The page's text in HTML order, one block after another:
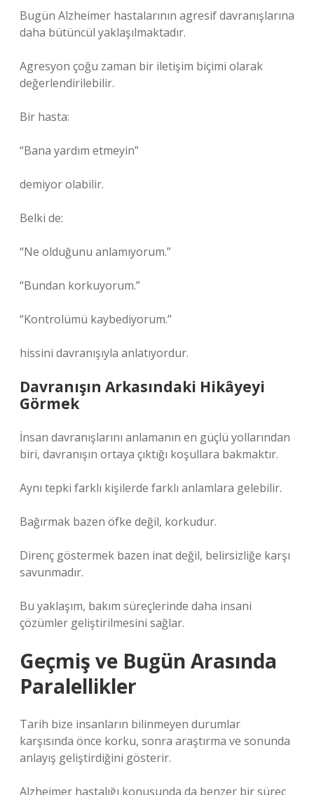
Bugün Alzheimer hastalarının agresif davranışlarına
daha bütüncül yaklaşılmaktadır.
Agresyon çoğu zaman bir iletişim biçimi olarak
değerlendirilebilir.
Bir hasta:
“Bana yardım etmeyin”
demiyor olabilir.
Belki de:
“Ne olduğunu anlamıyorum.”
“Bundan korkuyorum.”
“Kontrolümü kaybediyorum.”
hissini davranışıyla anlatıyordur.
Davranışın Arkasındaki Hikâyeyi
Görmek
İnsan davranışlarını anlamanın en güçlü yollarından
biri, davranışın ortaya çıktığı koşullara bakmaktır.
Aynı tepki farklı kişilerde farklı anlamlara gelebilir.
Bağırmak bazen öfke değil, korkudur.
Direnç göstermek bazen inat değil, belirsizliğe karşı
savunmadır.
Bu yaklaşım, bakım süreçlerinde daha insani
çözümler geliştirilmesini sağlar.
Geçmiş ve Bugün Arasında
Paralellikler
Tarih bize insanların bilinmeyen durumlar
karşısında önce korku, sonra araştırma ve sonunda
anlayış geliştirdiğini gösterir.
Alzheimer hastalığı konusunda da benzer bir süreç